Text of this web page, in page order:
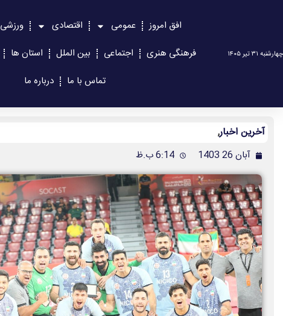
چهارشنبه ۳۱ تیر ۱۴۰۵
افق امروز عمومی اقتصادی ورزشی
فرهنگی هنری
اجتماعی بین الملل استان ها
تماس با ما
درباره ما
آخرین اخبار,
آبان 26 1403 6:14 ب.ظ